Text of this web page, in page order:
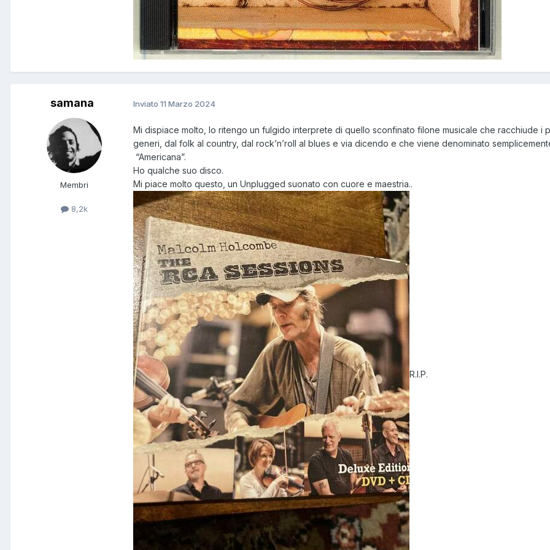
samana
Membri
8,2k
Inviato 11 Marzo 2024
Mi dispiace molto, lo ritengo un fulgido interprete di quello sconfinato filone musicale che racchiude i
generi, dal folk al country, dal rock’n’roll al blues e via dicendo e che viene denominato
“Americana”.
Ho qualche suo disco.
Mi piace molto questo, un Unplugged suonato con cuore e maestria..
R.I.P.